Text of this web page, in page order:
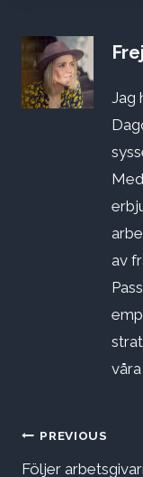
Jag
av
PREVIOUS
Följer